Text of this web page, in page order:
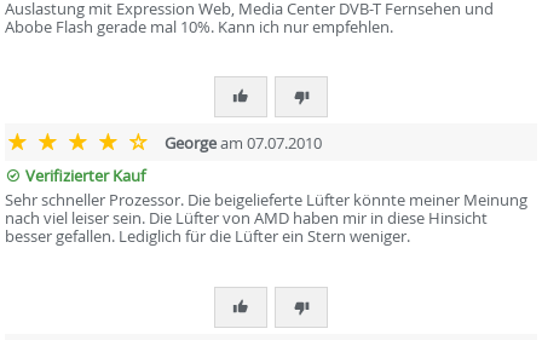
Auslastung mit Expression Web, Media Center DVB-T Fernsehen und
Abobe Flash gerade mal 10%. Kann ich nur empfehlen.
Georgeam 07.07.2010
Verifizierter Kauf
Sehr schneller Prozessor. Die beigelieferte Lüfter könnte meiner Meinung
nach viel leiser sein. Die Lüfter von AMD haben mir in diese Hinsicht
besser gefallen. Lediglich für die Lüfter ein Stern weniger.